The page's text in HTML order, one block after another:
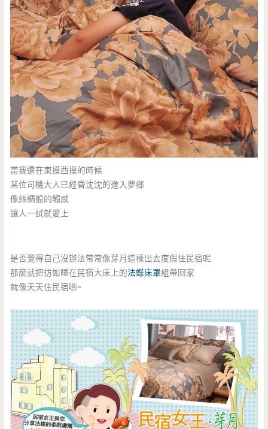
當我還在東摸西摸的時候
某位司機大人已經昏沈沈的進入夢鄉
像絲綢般的觸感
讓人一試就愛上
是否覺得自己沒辦法常常像芽月這樣出去度假住民宿呢
那麼就把彷如睡在民宿大床上的法蝶床罩組帶回家
就像天天住民宿喲~